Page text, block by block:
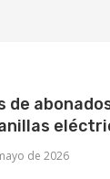
de
de 2026